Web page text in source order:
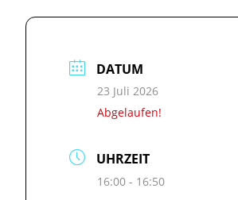
DATUM
23 Juli 2026
Abgelaufen!
UHRZEIT
16:00 - 16:50